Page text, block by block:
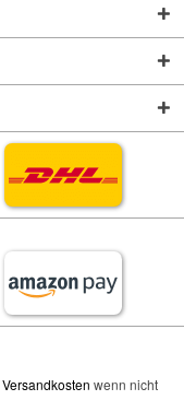
Versandkosten wenn nicht